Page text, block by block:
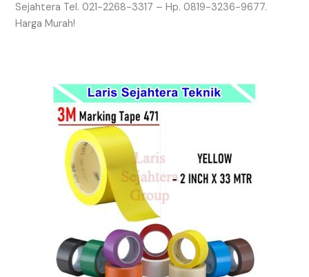
Sejahtera Tel. 021-2268-3317 – Hp. 0819-3236-9677.
Harga Murah!